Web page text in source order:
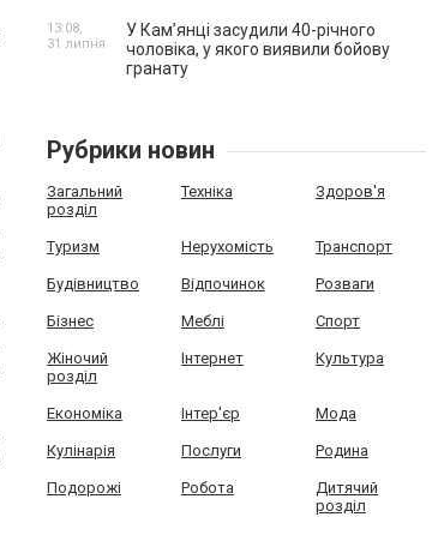
У Камʼянці засудили 40-річного
чоловіка, у якого виявили бойову
гранату
13:08,
31 липня
Рубрики новин
Загальний
розділ
Техніка Здоров'я
Туризм Нерухомість Транспорт
Будівництво Відпочинок Розваги
Бізнес Меблі Спорт
Жіночий
розділ
Інтернет Культура
Економіка Інтер'єр Мода
Кулінарія Послуги Родина
Подорожі Робота
Дитячий
розділ